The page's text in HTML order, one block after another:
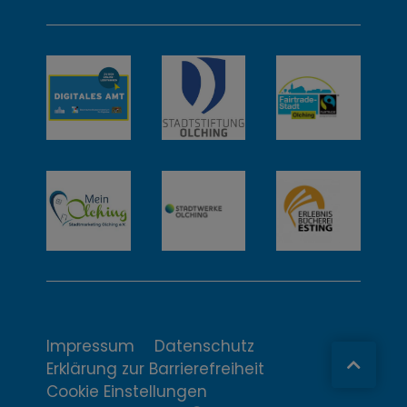
w
e
i
t
e
r
e
I
t
e
Impressum
Datenschutz
Erklärung zur Barrierefreiheit
Cookie Einstellungen